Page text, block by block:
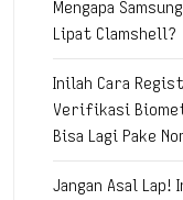
Mengapa
Lipat Clamshell?
Inilah Cara
Verifikasi
Bisa Lagi Pake
Jangan Asal Lap!